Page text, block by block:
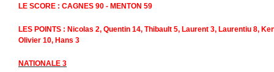
LE SCORE : CAGNES 90 - MENTON 59
LES POINTS : Nicolas 2, Quentin 14, Thibault 5, Laurent 3, Laurentiu 8,
Olivier 10, Hans 3
NATIONALE 3